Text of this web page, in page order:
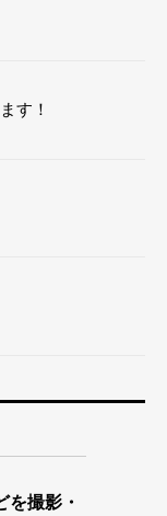
す！
撮影・